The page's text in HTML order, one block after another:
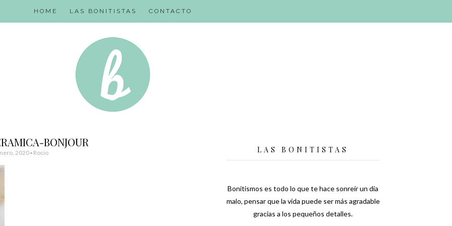
HOME LAS BONITISTAS CONTACTO
BONJOUR
2020- Rocio LAS BONITISTAS
Bonitismos es todo lo que te hace sonreír un día
malo, pensar que la vida puede ser más agradable
gracias a los pequeños detalles.